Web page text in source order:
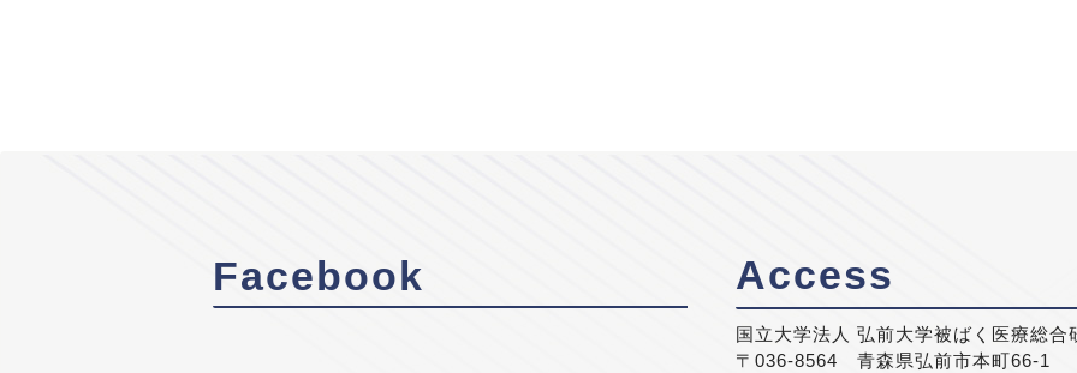
Facebook Access
国立大学法人 弘前大学被ばく医療総合
〒036-8564 青森県弘前市本町66-1